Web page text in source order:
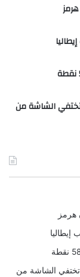
تختفي الشاشة من
هرمز
تختفي الشاشة من